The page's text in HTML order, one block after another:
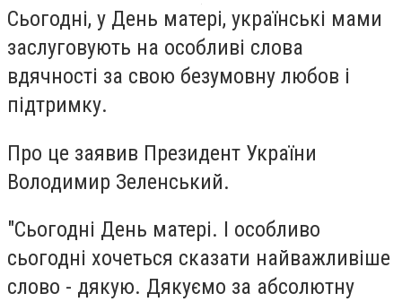
Сьогодні, у День матері, українські мами
заслуговують на особливі слова
вдячності за свою безумовну любов і
підтримку.
Про це заявив Президент України
Володимир Зеленський.
"Сьогодні День матері. І особливо
сьогодні хочеться сказати найважливіше
слово - дякую. Дякуємо за абсолютну